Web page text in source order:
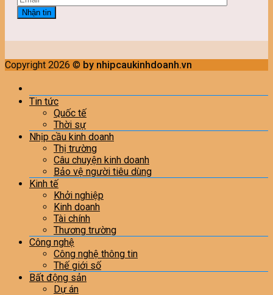
Copyright 2026 © by nhipcaukinhdoanh.vn
Tin tức
Quốc tế
Thời sự
Nhịp cầu kinh doanh
Thị trường
Câu chuyện kinh doanh
Bảo vệ người tiêu dùng
Kinh tế
Khởi nghiệp
Kinh doanh
Tài chính
Thương trường
Công nghệ
Công nghệ thông tin
Thế giới số
Bất động sản
Dự án